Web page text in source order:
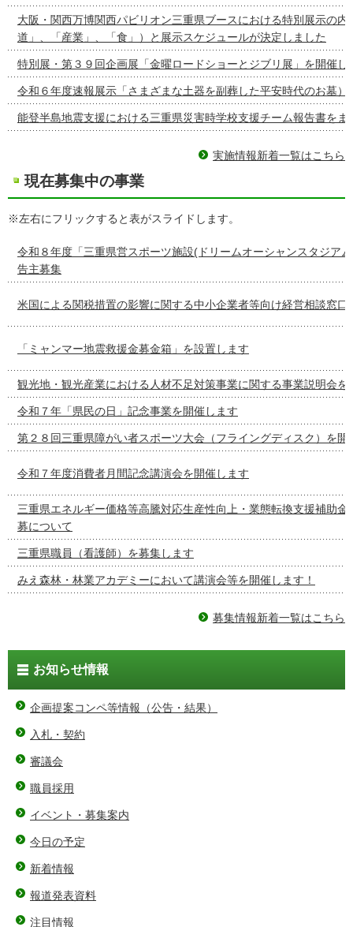
大阪・関西万博関西パビリオン三重県ブースにおける特別展示の内
道」、「産業」、「食」）と展示スケジュールが決定しました
特別展・第３９回企画展「金曜ロードショーとジブリ展」を開催し
令和６年度速報展示「さまざまな土器を副葬した平安時代のお墓）
能登半島地震支援における三重県災害時学校支援チーム報告書をま
実施情報新着一覧はこちら
現在募集中の事業
※左右にフリックすると表がスライドします。
令和８年度「三重県営スポーツ施設(ドリームオーシャンスタジア
告主募集
米国による関税措置の影響に関する中小企業者等向け経営相談窓口
「ミャンマー地震救援金募金箱」を設置します
観光地・観光産業における人材不足対策事業に関する事業説明会を
令和７年「県民の日」記念事業を開催します
第２８回三重県障がい者スポーツ大会（フライングディスク）を開
令和７年度消費者月間記念講演会を開催します
三重県エネルギー価格等高騰対応生産性向上・業態転換支援補助金
募について
三重県職員（看護師）を募集します
みえ森林・林業アカデミーにおいて講演会等を開催します！
募集情報新着一覧はこちら
お知らせ情報
企画提案コンペ等情報（公告・結果）
入札・契約
審議会
職員採用
イベント・募集案内
今日の予定
新着情報
報道発表資料
注目情報